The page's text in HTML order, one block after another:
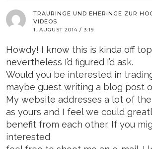
TRAURINGE UND EHERINGE ZUR
VIDEOS
1. AUGUST 2014 / 3:19
Howdy! I know this is kinda off
nevertheless I’d figured I’d ask.
Would you be interested in
maybe guest writing a blog post
My website addresses a lot of
as yours and I feel we could
benefit from each other. If you
interested